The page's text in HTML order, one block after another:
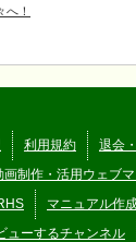
！
利用規約 退会
画制作・活用ウェブ
マニュアル作
ューするチャンネル